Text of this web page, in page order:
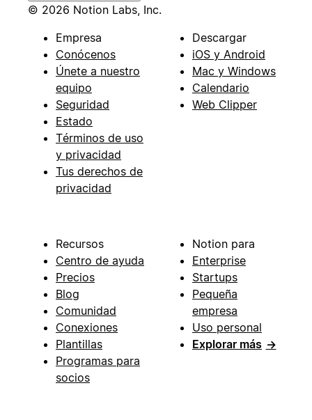
© 2026 Notion Labs, Inc.
Empresa
Conócenos
Únete a nuestro
equipo
Seguridad
Estado
Términos de uso
y privacidad
Tus derechos de
privacidad
Descargar
iOS y Android
Mac y Windows
Calendario
Web Clipper
Recursos
Centro de ayuda
Precios
Blog
Comunidad
Conexiones
Plantillas
Programas para
socios
Notion para
Enterprise
Startups
Pequeña
empresa
Uso personal
Explorar más →